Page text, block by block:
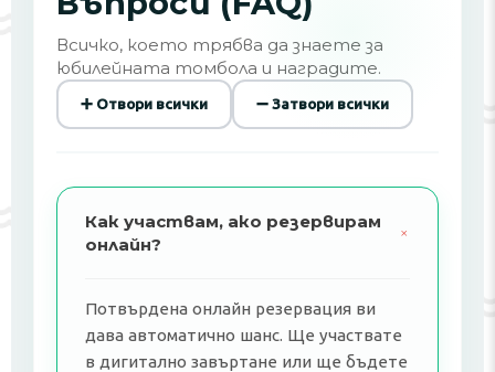
Всичко, което трябва да знаете за
юбилейната томбола и наградите.
➕ Отвори всички ➖ Затвори всички
Как участвам, ако резервирам
онлайн?
+
Потвърдена онлайн резервация ви
дава автоматично шанс. Ще участвате
в дигитално завъртане или ще бъдете